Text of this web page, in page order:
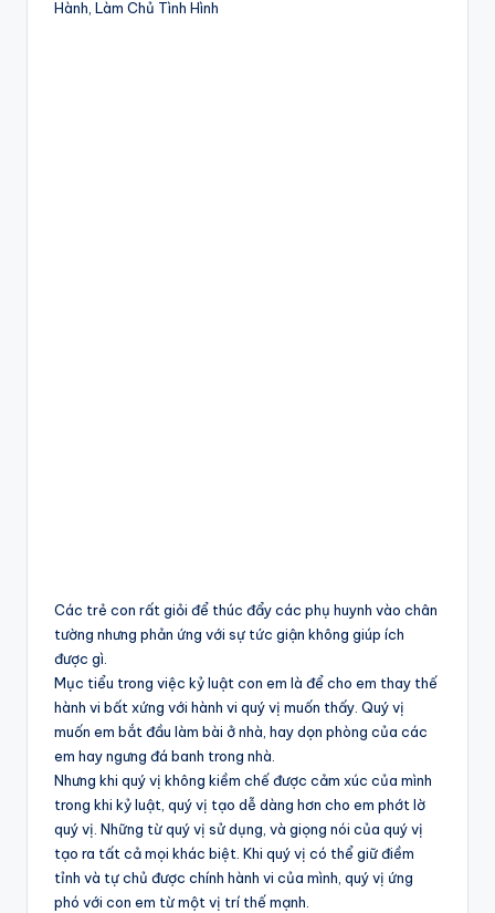
Hành, Làm Chủ Tình Hình
Các trẻ con rất giỏi để thúc đẩy các phụ huynh vào chân
tường nhưng phản ứng với sự tức giận không giúp ích
được gì.
Mục tiểu trong việc kỷ luật con em là để cho em thay thế
hành vi bất xứng với hành vi quý vị muốn thấy. Quý vị
muốn em bắt đầu làm bài ở nhà, hay dọn phòng của các
em hay ngưng đá banh trong nhà.
Nhưng khi quý vị không kiềm chế được cảm xúc của mình
trong khi kỷ luật, quý vị tạo dễ dàng hơn cho em phớt lờ
quý vị. Những từ quý vị sử dụng, và giọng nói của quý vị
tạo ra tất cả mọi khác biệt. Khi quý vị có thể giữ điềm
tỉnh và tự chủ được chính hành vi của mình, quý vị ứng
phó với con em từ một vị trí thế mạnh.